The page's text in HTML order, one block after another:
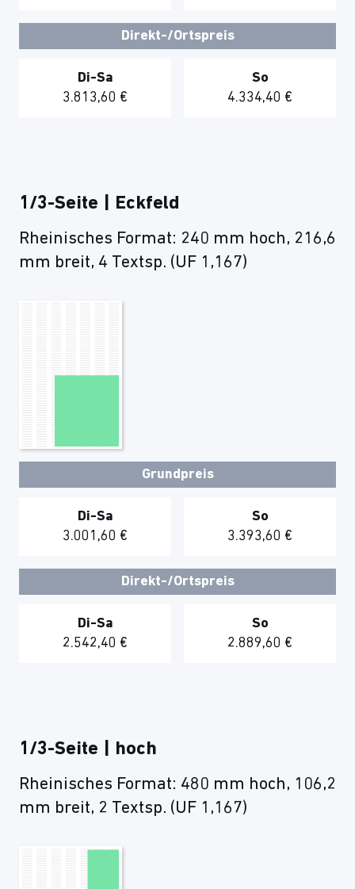
Direkt-/Ortspreis
Di-Sa
3.813,60 €
So
4.334,40 €
1/3-Seite | Eckfeld
Rheinisches Format: 240 mm hoch, 216,6
mm breit, 4 Textsp. (UF 1,167)
Grundpreis
Di-Sa
3.001,60 €
So
3.393,60 €
Direkt-/Ortspreis
Di-Sa
2.542,40 €
So
2.889,60 €
1/3-Seite | hoch
Rheinisches Format: 480 mm hoch, 106,2
mm breit, 2 Textsp. (UF 1,167)